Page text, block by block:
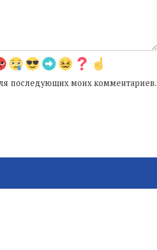
последующих моих комментариев.